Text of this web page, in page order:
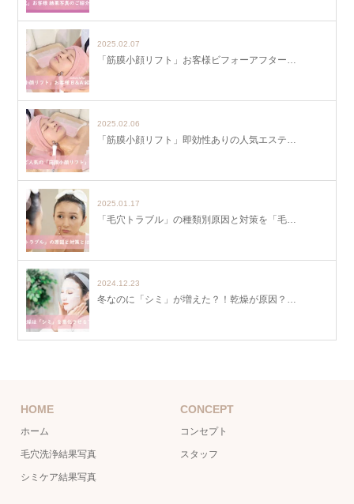
2025.02.07
「筋膜小顔リフト」お客様ビフォーアフター…
2025.02.06
「筋膜小顔リフト」即効性ありの人気エステ…
2025.01.17
「毛穴トラブル」の種類別原因と対策を「毛…
2024.12.23
冬なのに「シミ」が増えた？！乾燥が原因？…
HOME
ホーム
毛穴洗浄結果写真
シミケア結果写真
CONCEPT
コンセプト
スタッフ